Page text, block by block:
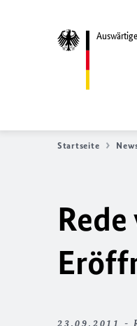
Startseite
23.09.2011 -